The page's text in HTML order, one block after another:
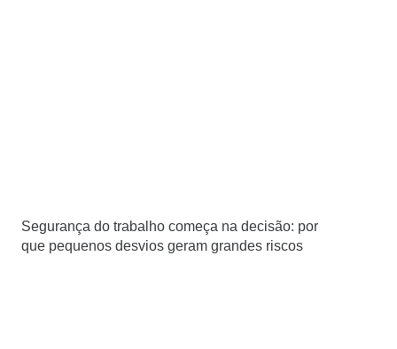
Segurança do trabalho começa na decisão: por
que pequenos desvios geram grandes riscos